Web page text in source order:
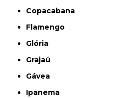
Copacabana
Flamengo
Glória
Grajaú
Gávea
Ipanema